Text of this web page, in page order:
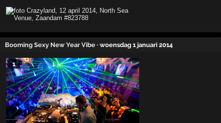
Booming Sexy New Year Vibe · woensdag 1 januari 2014
1